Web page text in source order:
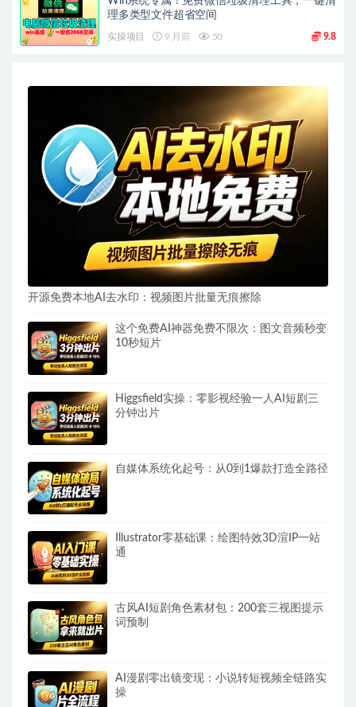
理多类型文件超省空间
实操项目 9 月前 50 9.8
开源免费本地AI去水印：视频图片批量无痕擦除
这个免费AI神器免费不限次：图文音频秒变
10秒短片
Higgsfield实操：零影视经验一人AI短剧三
分钟出片
自媒体系统化起号：从0到1爆款打造全路径
Illustrator零基础课：绘图特效3D渲IP一站
通
古风AI短剧角色素材包：200套三视图提示
词预制
AI漫剧零出镜变现：小说转短视频全链路实
操